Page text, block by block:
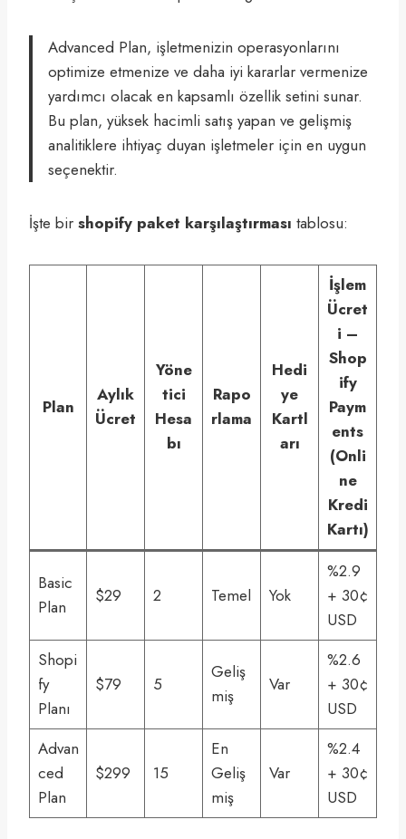
Advanced Plan, işletmenizin operasyonlarını
optimize etmenize ve daha iyi kararlar vermenize
yardımcı olacak en kapsamlı özellik setini sunar.
Bu plan, yüksek hacimli satış yapan ve gelişmiş
analitiklere ihtiyaç duyan işletmeler için en uygun
seçenektir.
İşte bir shopify paket karşılaştırması tablosu:
Plan
Aylık
Ücret
Yöne
tici
Hesa
bı
Rapo
rlama
Hedi
ye
Kartl
arı
İşlem
Ücret
i –
Shop
ify
Paym
ents
(Onli
ne
Kredi
Kartı)
Basic
Plan
$29 2 Temel Yok
%2.9
+ 30¢
USD
Shopi
fy
Planı
$79 5
Geliş
miş
Var
%2.6
+ 30¢
USD
Advan
ced
Plan
$299 15
En
Geliş
miş
Var
%2.4
+ 30¢
USD